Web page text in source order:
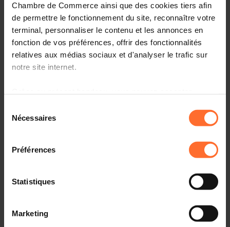
Chambre de Commerce ainsi que des cookies tiers afin
de permettre le fonctionnement du site, reconnaître votre
terminal, personnaliser le contenu et les annonces en
fonction de vos préférences, offrir des fonctionnalités
relatives aux médias sociaux et d'analyser le trafic sur
notre site internet.
à l’exception des cookies strictement nécessaires au
fonctionnement du site. Une description des différents
cookies est accessible sous l’onglet « Détails » ci-
dessus.
Il est précisé que la navigation sur le site et certaines
fonctionnalités (ex : lecture de vidéos, partage sur les
vidéo, personnalisation de l’affichage du site) peuvent
Nécessaires
Préférences
Statistiques
Marketing
Nützliche Informationen
1 Projecttext
Diesen Artikel teilen
grand-ducal modifié du 30 juillet 1994 relatif aux